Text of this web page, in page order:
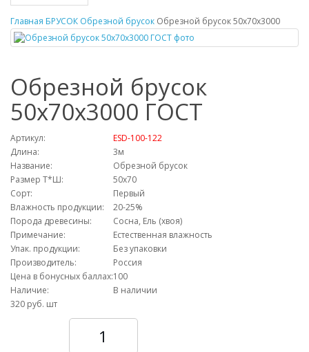
Главная БРУСОК Обрезной брусок Обрезной брусок 50х70х3000
Обрезной брусок
50х70х3000 ГОСТ
Артикул:
ESD-100-122
Длина:
3м
Название:
Обрезной брусок
Размер Т*Ш:
50х70
Сорт:
Первый
Влажность продукции:
20-25%
Порода древесины:
Сосна, Ель (хвоя)
Примечание:
Естественная влажность
Упак. продукции:
Без упаковки
Производитель:
Россия
Цена в бонусных баллах:100
Наличие:
В наличии
320 руб. шт